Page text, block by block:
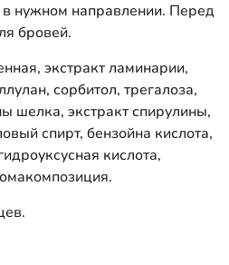
нужном направлении. Перед
бровей.
экстракт ламинарии,
сорбитол, трегалоза,
шелка, экстракт спирулины,
спирт, бензойна кислота,
кислота,